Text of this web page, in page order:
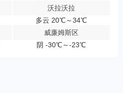
沃拉沃拉
多云 20℃～34℃
威廉姆斯区
阴 -30℃～-23℃